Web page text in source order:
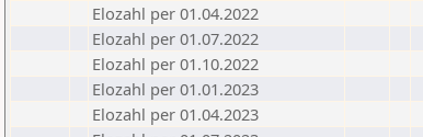
Elozahl per 01.04.2022
Elozahl per 01.07.2022
Elozahl per 01.10.2022
Elozahl per 01.01.2023
Elozahl per 01.04.2023